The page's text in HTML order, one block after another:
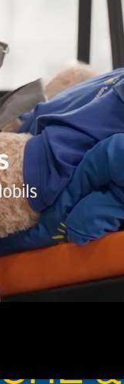
der begleitenden
Augenblick schenken